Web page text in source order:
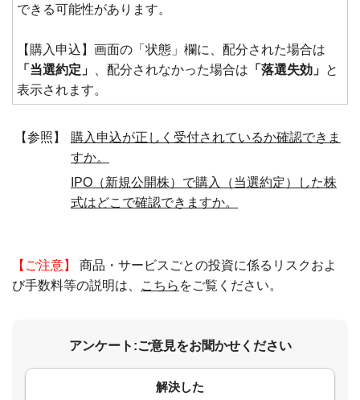
できる可能性があります。
【購入申込】画面の「状態」欄に、配分された場合は
「当選約定」
、配分されなかった場合は 「落選失効」 と
表示されます。
【参照】
購入申込が正しく受付されているか確認できま
すか。
IPO（新規公開株）で購入（当選約定）した株
式はどこで確認できますか。
【ご注意】
商品・サービスごとの投資に係るリスクおよ
び手数料等の説明は、
こちら をご覧ください。
アンケート:ご意見をお聞かせください
解決した
コメント